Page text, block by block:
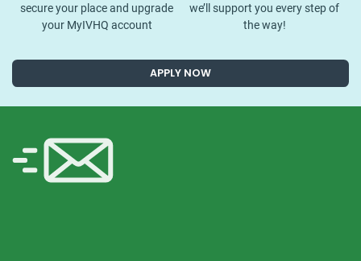
secure your place and upgrade
your MyIVHQ account
we’ll support you every step of
the way!
APPLY NOW